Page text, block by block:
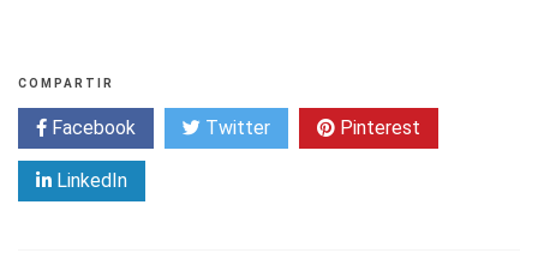
COMPARTIR
Facebook Twitter Pinterest
LinkedIn